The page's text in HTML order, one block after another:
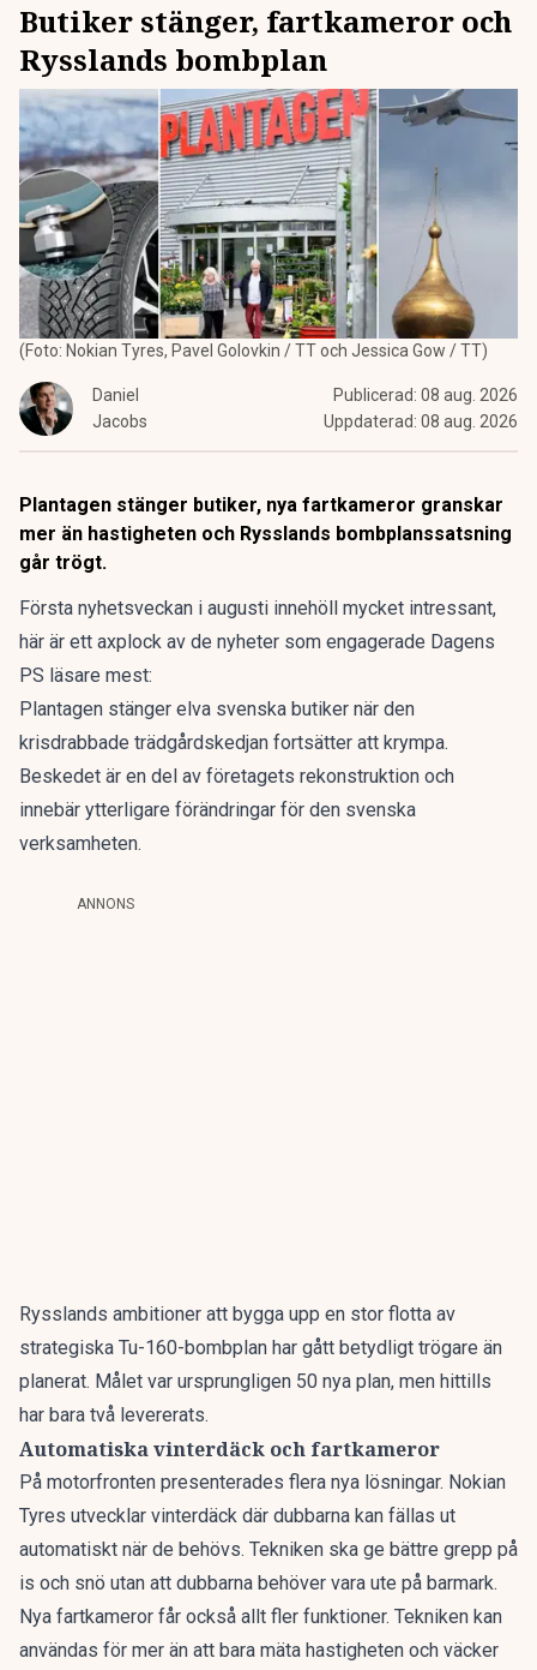
Butiker stänger, fartkameror och
Rysslands bombplan
(Foto: Nokian Tyres, Pavel Golovkin / TT och Jessica Gow / TT)
Daniel
Jacobs
Publicerad: 08 aug. 2026
Uppdaterad: 08 aug. 2026
Plantagen stänger butiker, nya fartkameror granskar
mer än hastigheten och Rysslands bombplanssatsning
går trögt.
Första nyhetsveckan i augusti innehöll mycket intressant,
här är ett axplock av de nyheter som engagerade Dagens
PS läsare mest:
Plantagen stänger elva svenska butiker när den
krisdrabbade trädgårdskedjan fortsätter att krympa.
Beskedet är en del av företagets rekonstruktion och
innebär ytterligare förändringar för den svenska
verksamheten.
ANNONS
Rysslands ambitioner att bygga upp en stor flotta av
strategiska Tu-160-bombplan har gått betydligt trögare än
planerat. Målet var ursprungligen 50 nya plan, men hittills
har bara två levererats.
Automatiska vinterdäck och fartkameror
På motorfronten presenterades flera nya lösningar. Nokian
Tyres utvecklar vinterdäck där dubbarna kan fällas ut
automatiskt när de behövs. Tekniken ska ge bättre grepp på
is och snö utan att dubbarna behöver vara ute på barmark.
Nya fartkameror får också allt fler funktioner. Tekniken kan
användas för mer än att bara mäta hastigheten och väcker